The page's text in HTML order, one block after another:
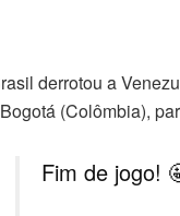
derrotou a
(Colômbia),
Fim de